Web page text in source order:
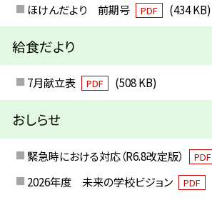
ほけんだより 前期号 PDF (434 KB)
給食だより
7月献立表 PDF (508 KB)
おしらせ
緊急時における対応（R6.8改定版） PDF
2026年度 未来の学校ビジョン
PDF